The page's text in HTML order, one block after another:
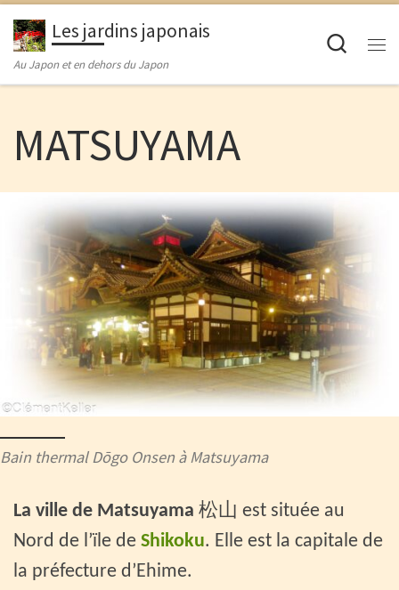
Passer au contenu
Les jardins japonais
Au Japon et en dehors du Japon
MATSUYAMA
Bain thermal Dōgo Onsen à Matsuyama
La ville de Matsuyama 松山 est située au
Nord de l’ïle de Shikoku. Elle est la capitale de
la préfecture d’Ehime.